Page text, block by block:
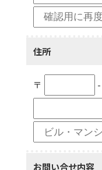
住所
〒 -
お問い合せ内容